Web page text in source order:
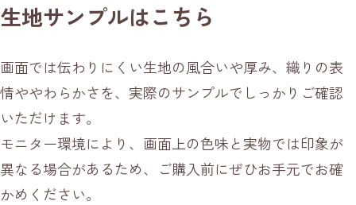
生地サンプルはこちら
画面では伝わりにくい生地の風合いや厚み、織りの表
情ややわらかさを、実際のサンプルでしっかりご確認
いただけます。
モニター環境により、画面上の色味と実物では印象が
異なる場合があるため、ご購入前にぜひお手元でお確
かめください。